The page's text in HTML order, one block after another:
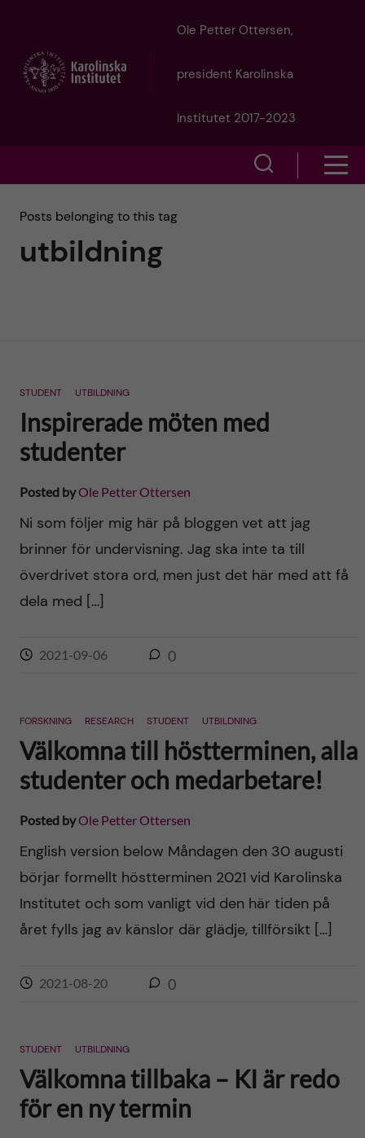
t
m
Ole Petter Ottersen,
president Karolinska
Institutet 2017-2023
e
l
Posts belonging to this tag
utbildning
STUDENT UTBILDNING
Inspirerade möten med
studenter
Posted byOle Petter Ottersen
Ni som följer mig här på bloggen vet att jag
brinner för undervisning. Jag ska inte ta till
överdrivet stora ord, men just det här med att få
dela med […]
2021-09-06 0
FORSKNING RESEARCH STUDENT UTBILDNING
Välkomna till höstterminen, alla
studenter och medarbetare!
Posted byOle Petter Ottersen
English version below Måndagen den 30 augusti
börjar formellt höstterminen 2021 vid Karolinska
Institutet och som vanligt vid den här tiden på
året fylls jag av känslor där glädje, tillförsikt […]
2021-08-20 0
STUDENT UTBILDNING
Välkomna tillbaka – KI är redo
för en ny termin